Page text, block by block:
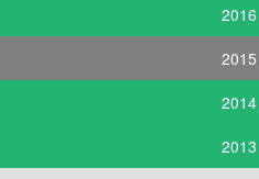
2016
2015
2014
2013